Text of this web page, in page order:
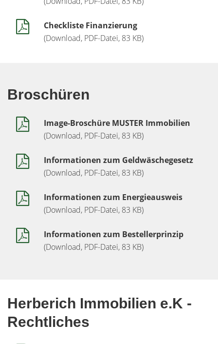
Checkliste Finanzierung
(Download, PDF-Datei, 83 KB)
Broschüren
Image-Broschüre MUSTER Immobilien
(Download, PDF-Datei, 83 KB)
Informationen zum Geldwäschegesetz
(Download, PDF-Datei, 83 KB)
Informationen zum Energieausweis
(Download, PDF-Datei, 83 KB)
Informationen zum Bestellerprinzip
(Download, PDF-Datei, 83 KB)
Herberich Immobilien e.K -
Rechtliches